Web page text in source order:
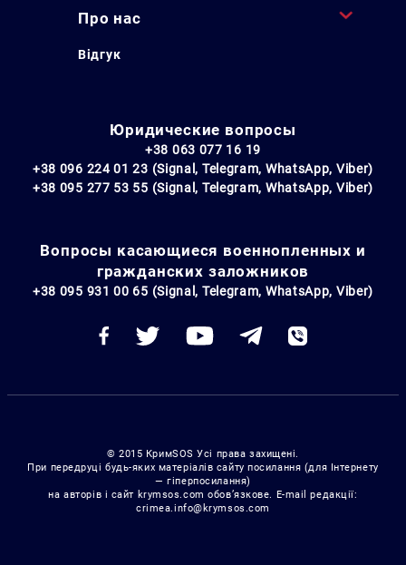
Про нас
Відгук
Юридические вопросы
+38 063 077 16 19
+38 096 224 01 23 (Signal, Telegram, WhatsApp, Viber)
+38 095 277 53 55 (Signal, Telegram, WhatsApp, Viber)
Вопросы касающиеся военнопленных и
гражданских заложников
+38 095 931 00 65 (Signal, Telegram, WhatsApp, Viber)
© 2015 КримSOS Усі права захищені.
При передруці будь-яких матеріалів сайту посилання (для Інтернету
— гіперпосилання)
на авторів і сайт krymsos.com обов’язкове. E-mail редакції:
crimea.info@krymsos.com